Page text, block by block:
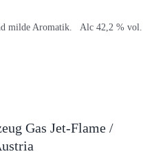
milde Aromatik. Alc 42,2 % vol.
Gas Jet-Flame /